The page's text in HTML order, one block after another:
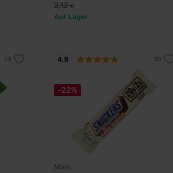
2,12€
Auf Lager
-22%
Mars
4,8